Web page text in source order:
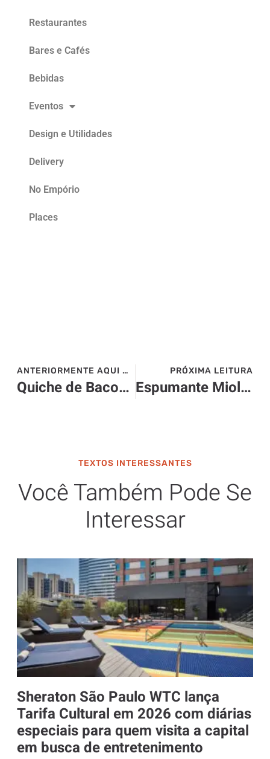
Restaurantes
Bares e Cafés
Bebidas
Eventos
Design e Utilidades
Delivery
No Empório
Places
ANTERIORMENTE AQUI NO SITE>>>
Quiche de Bacon e Queijo
PRÓXIMA LEITURA
Espumante Miolo Íride 2012
TEXTOS INTERESSANTES
Você Também Pode Se
Interessar
Sheraton São Paulo WTC lança
Tarifa Cultural em 2026 com diárias
especiais para quem visita a capital
em busca de entretenimento